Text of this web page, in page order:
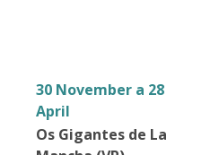
30 November a 28
April
Os Gigantes de La